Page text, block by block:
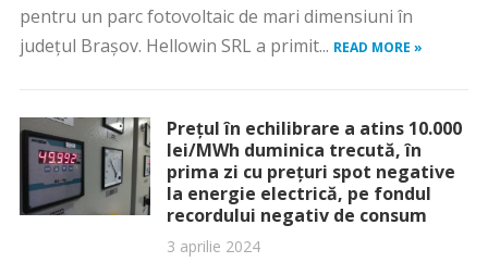
pentru un parc fotovoltaic de mari dimensiuni în
județul Brașov. Hellowin SRL a primit... READ MORE »
Prețul în echilibrare a atins 10.000
lei/MWh duminica trecută, în
prima zi cu prețuri spot negative
la energie electrică, pe fondul
recordului negativ de consum
3 aprilie 2024